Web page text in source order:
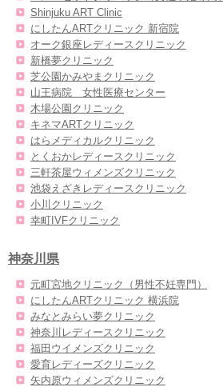
Shinjuku ART Clinic
にしたんARTクリニック 新宿院
オーク銀座レディースクリニック
新橋夢クリニック
芝公園かみやまクリニック
山王病院 女性医療センター
木場公園クリニック
キネマARTクリニック
はらメディカルクリニック
とくおかレディースクリニック
三軒茶屋ウィメンズクリニック
池袋えざきレディースクリニック
小川クリニック
幸町IVFクリニック
神奈川県
元町宮地クリニック（男性不妊専門）
にしたんARTクリニック 横浜院
みなとみらい夢クリニック
神奈川レディースクリニック
福田ウイメンズクリニック
愛育レディーズクリニック
矢内原ウィメンズクリニック